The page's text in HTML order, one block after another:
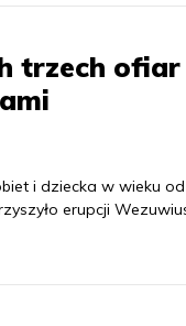
trzech
i dziecka w wieku
erupcji